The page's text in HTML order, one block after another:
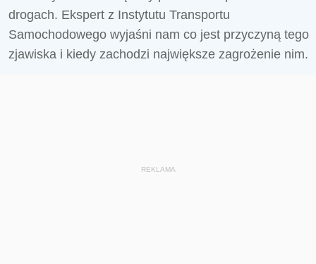
drogach. Ekspert z Instytutu Transportu
Samochodowego wyjaśni nam co jest przyczyną tego
zjawiska i kiedy zachodzi największe zagrożenie nim.
REKLAMA